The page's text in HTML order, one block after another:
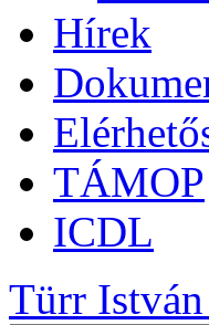
Hírek
TÁMOP
ICDL
Türr